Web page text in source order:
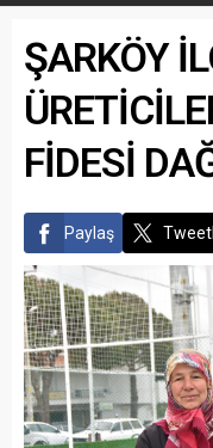
ŞARKÖY
FİDESİ
Paylaş